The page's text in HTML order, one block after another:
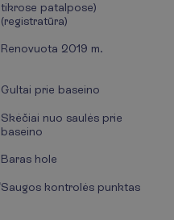
tikrose patalpose)
(registratūra)
Renovuota 2019 m.
Gultai prie baseino
Skėčiai nuo saulės prie
baseino
Baras hole
Saugos kontrolės punktas